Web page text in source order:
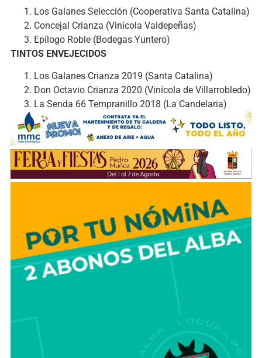
Los Galanes Selección (Cooperativa Santa Catalina)
Concejal Crianza (Vinícola Valdepeñas)
Epílogo Roble (Bodegas Yuntero)
TINTOS ENVEJECIDOS
Los Galanes Crianza 2019 (Santa Catalina)
Don Octavio Crianza 2020 (Vinícola de Villarrobledo)
La Senda 66 Tempranillo 2018 (La Candelaria)